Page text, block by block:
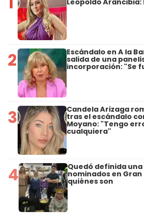
Leopoldo
2 Escándalo en A la
salida de una
incorporación: "Se
3 Candela Arizaga
tras el escándalo
Moyano: "Tengo
cualquiera"
4 Quedó definida
nominados en
quiénes son